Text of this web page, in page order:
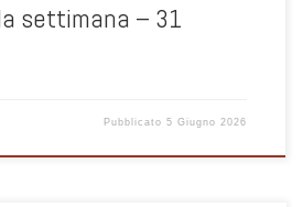
settimana – 31
Pubblicato5 Giugno 2026